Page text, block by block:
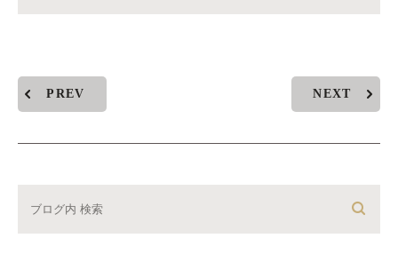
PREV NEXT